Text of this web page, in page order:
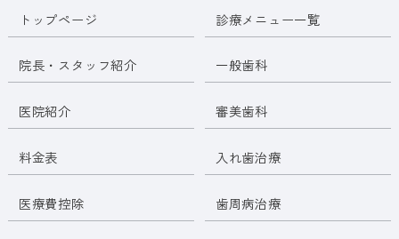
トップページ
院長・スタッフ紹介
医院紹介
料金表
医療費控除
診療メニュー一覧
一般歯科
審美歯科
入れ歯治療
歯周病治療